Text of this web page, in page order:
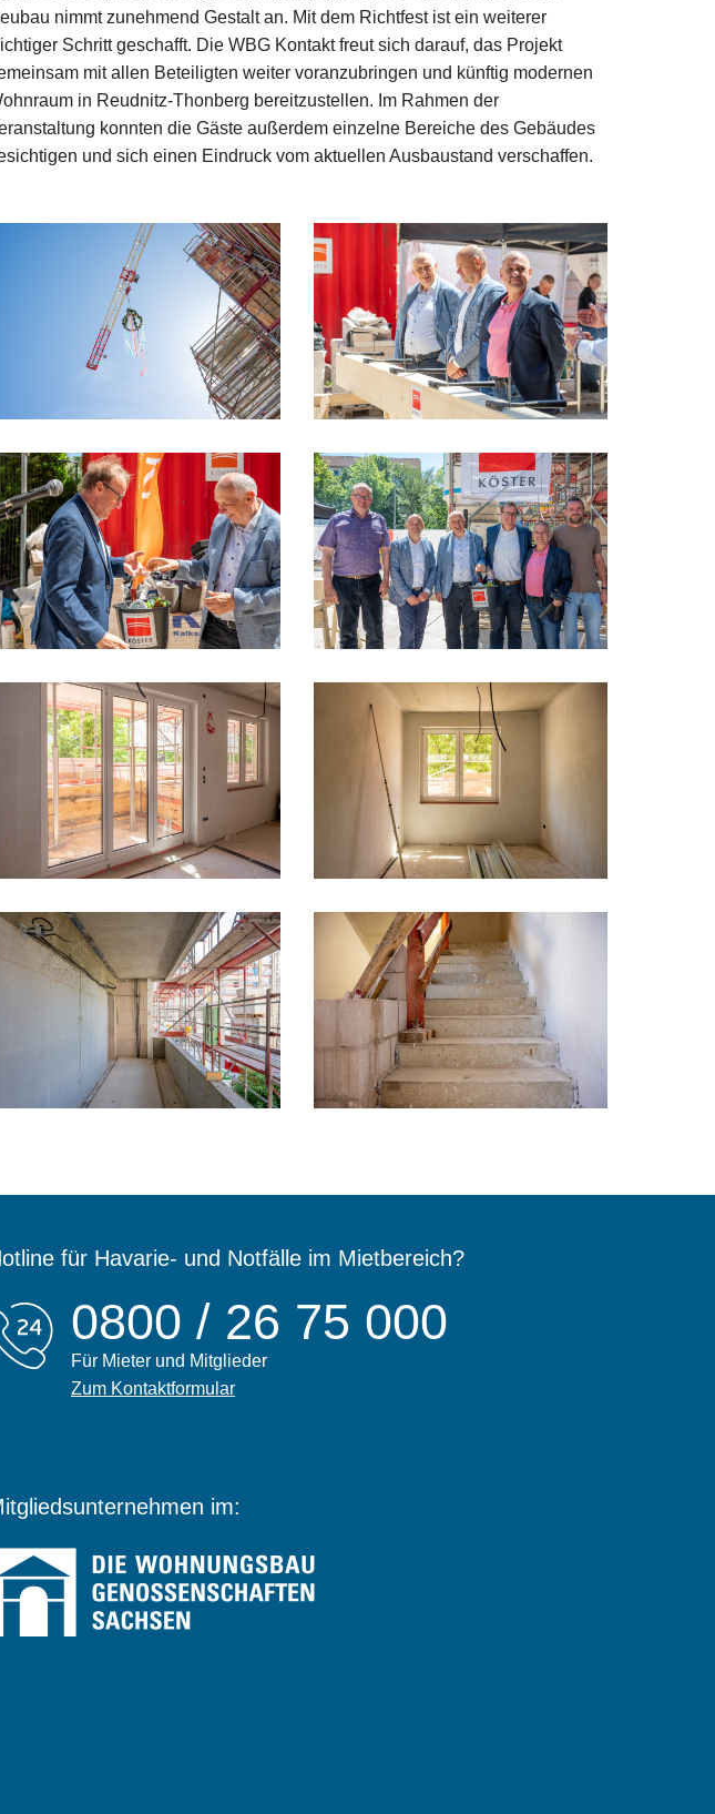
nimmt zunehmend Gestalt an. Mit dem Richtfest ist ein weiterer
Schritt geschafft. Die WBG Kontakt freut sich darauf, das Projekt
mit allen Beteiligten weiter voranzubringen und künftig modernen
in Reudnitz-Thonberg bereitzustellen. Im Rahmen der
konnten die Gäste außerdem einzelne Bereiche des Gebäudes
und sich einen Eindruck vom aktuellen Ausbaustand verschaffen.
für Havarie- und Notfälle im Mietbereich?
0800 / 26 75 000
Für Mieter und Mitglieder
Zum Kontaktformular
im: